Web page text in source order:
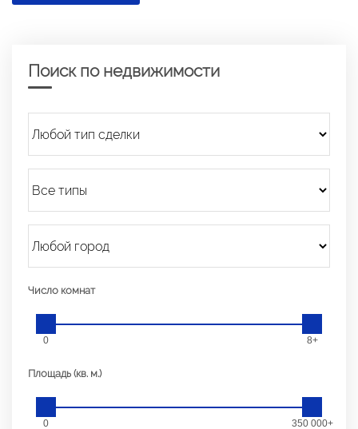
Поиск по недвижимости
Число комнат
0 8+
Площадь (кв. м.)
0 350 000+